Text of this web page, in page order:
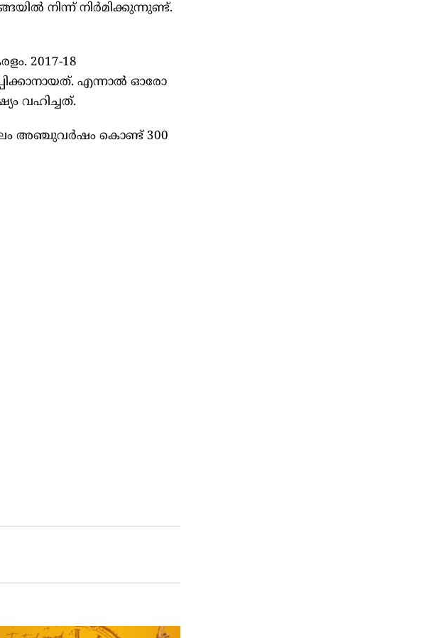
നിന്ന് നിര്‍മിക്കുന്നുണ്ട്.
2017-18
എന്നാല്‍ ഓരോ
വഹിച്ചത്.
അഞ്ചുവര്‍ഷം കൊണ്ട് 300